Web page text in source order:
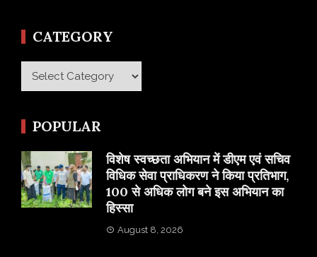
CATEGORY
Category
POPULAR
विशेष स्वच्छता अभियान में डीएम एवं सचिव
विधिक सेवा प्राधिकरण ने किया प्रतिभाग,
100 से अधिक लोग बने इस अभियान का
हिस्सा
August 8, 2026